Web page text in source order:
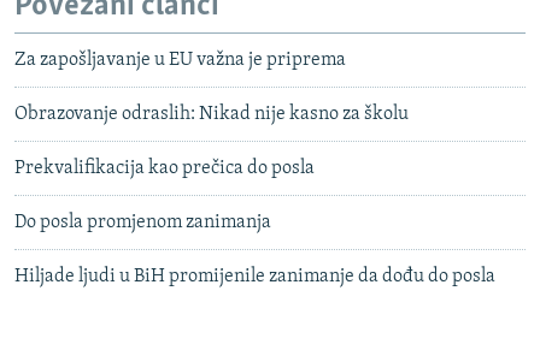
Povezani članci
Za zapošljavanje u EU važna je priprema
Obrazovanje odraslih: Nikad nije kasno za školu
Prekvalifikacija kao prečica do posla
Do posla promjenom zanimanja
Hiljade ljudi u BiH promijenile zanimanje da dođu do posla